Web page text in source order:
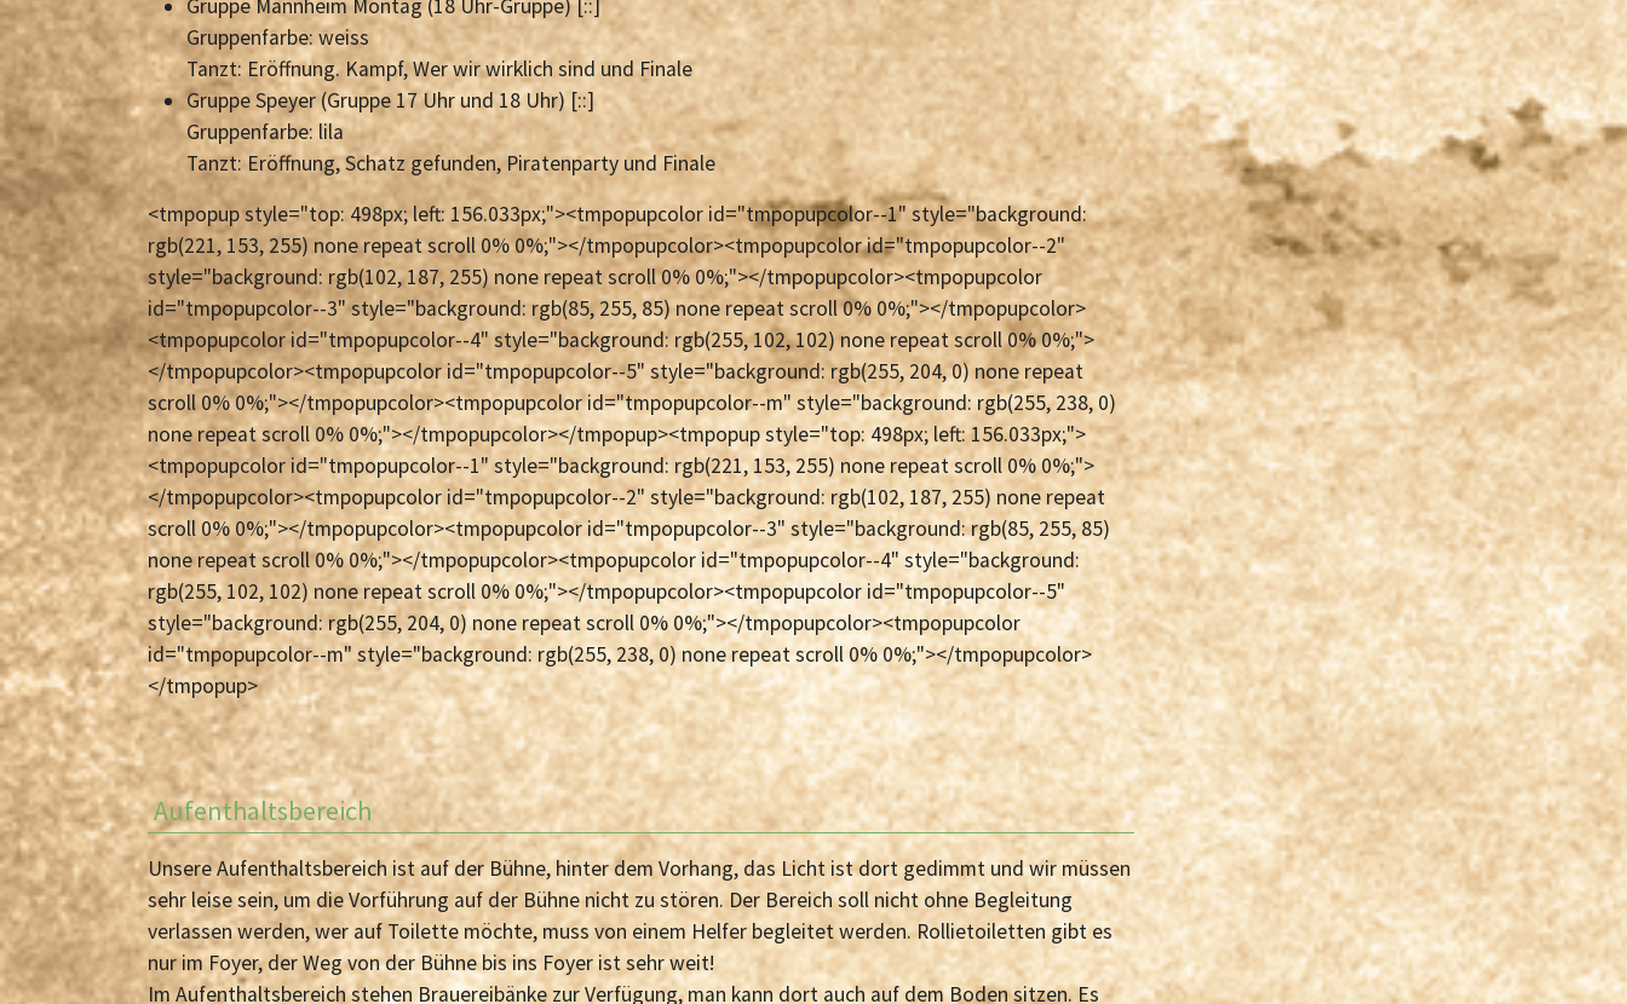
Gruppe Mannheim Montag (18 Uhr-Gruppe) [::]
Gruppenfarbe: weiss
Tanzt: Eröffnung. Kampf, Wer wir wirklich sind und Finale
Gruppe Speyer (Gruppe 17 Uhr und 18 Uhr) [::]
Gruppenfarbe: lila
Tanzt: Eröffnung, Schatz gefunden, Piratenparty und Finale
<tmpopup style="top: 498px; left: 156.033px;"><tmpopupcolor id="tmpopupcolor--1" style="background:
rgb(221, 153, 255) none repeat scroll 0% 0%;"></tmpopupcolor><tmpopupcolor id="tmpopupcolor--2"
style="background: rgb(102, 187, 255) none repeat scroll 0% 0%;"></tmpopupcolor><tmpopupcolor
id="tmpopupcolor--3" style="background: rgb(85, 255, 85) none repeat scroll 0% 0%;"></tmpopupcolor>
<tmpopupcolor id="tmpopupcolor--4" style="background: rgb(255, 102, 102) none repeat scroll 0% 0%;">
</tmpopupcolor><tmpopupcolor id="tmpopupcolor--5" style="background: rgb(255, 204, 0) none repeat
scroll 0% 0%;"></tmpopupcolor><tmpopupcolor id="tmpopupcolor--m" style="background: rgb(255, 238, 0)
none repeat scroll 0% 0%;"></tmpopupcolor></tmpopup><tmpopup style="top: 498px; left: 156.033px;">
<tmpopupcolor id="tmpopupcolor--1" style="background: rgb(221, 153, 255) none repeat scroll 0% 0%;">
</tmpopupcolor><tmpopupcolor id="tmpopupcolor--2" style="background: rgb(102, 187, 255) none repeat
scroll 0% 0%;"></tmpopupcolor><tmpopupcolor id="tmpopupcolor--3" style="background: rgb(85, 255, 85)
none repeat scroll 0% 0%;"></tmpopupcolor><tmpopupcolor id="tmpopupcolor--4" style="background:
rgb(255, 102, 102) none repeat scroll 0% 0%;"></tmpopupcolor><tmpopupcolor id="tmpopupcolor--5"
style="background: rgb(255, 204, 0) none repeat scroll 0% 0%;"></tmpopupcolor><tmpopupcolor
id="tmpopupcolor--m" style="background: rgb(255, 238, 0) none repeat scroll 0% 0%;"></tmpopupcolor>
</tmpopup>
Aufenthaltsbereich
Unsere Aufenthaltsbereich ist auf der Bühne, hinter dem Vorhang, das Licht ist dort gedimmt und wir müssen
sehr leise sein, um die Vorführung auf der Bühne nicht zu stören. Der Bereich soll nicht ohne Begleitung
verlassen werden, wer auf Toilette möchte, muss von einem Helfer begleitet werden. Rollietoiletten gibt es
nur im Foyer, der Weg von der Bühne bis ins Foyer ist sehr weit!
Im Aufenthaltsbereich stehen Brauereibänke zur Verfügung, man kann dort auch auf dem Boden sitzen. Es